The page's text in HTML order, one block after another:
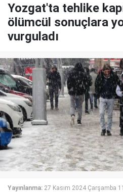
Yozgat'ta tehlike
ölümcül sonuçlara
vurguladı
Yayınlanma: 27 Kasım 2024 Çarşamba